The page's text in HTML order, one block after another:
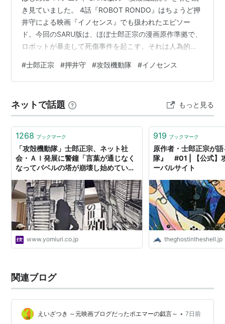
アップルシード関係
アップルシード セルアニメと 3DCGによるもの。
エクスマキナ アップルシードの一部のアニメ化作
品
ガンドレス キャラクターデザインなど
原作
RD 潜脳調査室
神霊狩／GHOST HOUND
リスト::漫画家,リスト::エロ漫画家
き見ていました。 4話『ROBOT RONDO』はちょうど押
井守による映画『イノセンス』でも扱われたエピソー
ド。今回のSARU版は、ほぼ士郎正宗の漫画原作準拠で、
ロボットが暴走して死傷事件を起こす。それは人為的な
仕込んだのは人身売買で密輸された少女たちによるもの
だった、という筋書きでした。 映画『イノセンス』もほ
で受け取る印象はまるで違うんですよね。映画では少女
たちにバトーというキャラクターが説教する。以下、該
当する場面での発言です。 犠…
#士郎正宗 #押井守 #攻殻機動隊 #イノセンス
ネットで話題 もっと見る
1268 ブックマーク
「攻殻機動隊」士郎正宗、ネット社
会・ＡＩ発展に警鐘「言葉が通じなく
なってバベルの塔が崩壊し始めてい
www.yomiuri.co.jp
919 ブックマーク
原作者・士郎正宗が
隊』 #01 | 【公式】
ーバルサイト
theghostintheshell.jp
関連ブログ
えいざつき ～元映画ブログだったポエマーの戯言～ • 7日前